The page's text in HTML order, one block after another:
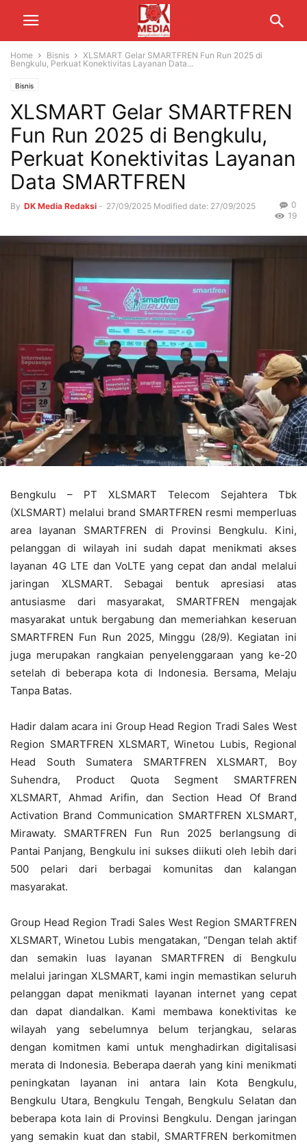
Home Bisnis
XLSMART Gelar SMARTFREN Fun Run 2025 di
Bengkulu, Perkuat Konektivitas Layanan Data...
Bisnis
XLSMART Gelar SMARTFREN
Fun Run 2025 di Bengkulu,
Perkuat Konektivitas Layanan
Data SMARTFREN
By DK Media Redaksi - 27/09/2025 Modified date: 27/09/2025
0
19
Bengkulu – PT XLSMART Telecom Sejahtera Tbk
(XLSMART) melalui brand SMARTFREN resmi memperluas
area layanan SMARTFREN di Provinsi Bengkulu. Kini,
pelanggan di wilayah ini sudah dapat menikmati akses
layanan 4G LTE dan VoLTE yang cepat dan andal melalui
jaringan XLSMART. Sebagai bentuk apresiasi atas
antusiasme dari masyarakat, SMARTFREN mengajak
masyarakat untuk bergabung dan memeriahkan keseruan
SMARTFREN Fun Run 2025, Minggu (28/9). Kegiatan ini
juga merupakan rangkaian penyelenggaraan yang ke-20
setelah di beberapa kota di Indonesia. Bersama, Melaju
Tanpa Batas.
Hadir dalam acara ini Group Head Region Tradi Sales West
Region SMARTFREN XLSMART, Winetou Lubis, Regional
Head South Sumatera SMARTFREN XLSMART, Boy
Suhendra, Product Quota Segment SMARTFREN
XLSMART, Ahmad Arifin, dan Section Head Of Brand
Activation Brand Communication SMARTFREN XLSMART,
Mirawaty. SMARTFREN Fun Run 2025 berlangsung di
Pantai Panjang, Bengkulu ini sukses diikuti oleh lebih dari
500 pelari dari berbagai komunitas dan kalangan
masyarakat.
Group Head Region Tradi Sales West Region SMARTFREN
XLSMART, Winetou Lubis mengatakan, “Dengan telah aktif
dan semakin luas layanan SMARTFREN di Bengkulu
melalui jaringan XLSMART, kami ingin memastikan seluruh
pelanggan dapat menikmati layanan internet yang cepat
dan dapat diandalkan. Kami membawa konektivitas ke
wilayah yang sebelumnya belum terjangkau, selaras
dengan komitmen kami untuk menghadirkan digitalisasi
merata di Indonesia. Beberapa daerah yang kini menikmati
peningkatan layanan ini antara lain Kota Bengkulu,
Bengkulu Utara, Bengkulu Tengah, Bengkulu Selatan dan
beberapa kota lain di Provinsi Bengkulu. Dengan jaringan
yang semakin kuat dan stabil, SMARTFREN berkomitmen